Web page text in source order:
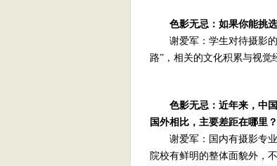
色影无忌：如果你能挑
谢爱军：学生对待摄影的
路”，相关的文化积累与视觉
色影无忌：近年来，中
国外相比，主要差距在哪里
谢爱军：国内有摄影专业
院校有鲜明的整体面貌外，